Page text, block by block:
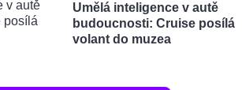
Umělá inteligence v autě
budoucnosti: Cruise posílá
volant do muzea